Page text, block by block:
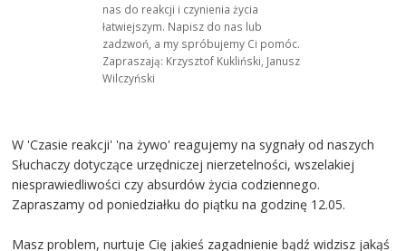
nas do reakcji i czynienia życia
łatwiejszym. Napisz do nas lub
zadzwoń, a my spróbujemy Ci pomóc.
Zapraszają: Krzysztof Kukliński, Janusz
Wilczyński
W 'Czasie reakcji' 'na żywo' reagujemy na sygnały od naszych
Słuchaczy dotyczące urzędniczej nierzetelności, wszelakiej
niesprawiedliwości czy absurdów życia codziennego.
Zapraszamy od poniedziałku do piątku na godzinę 12.05.
Masz problem, nurtuje Cię jakieś zagadnienie bądź widzisz jakąś